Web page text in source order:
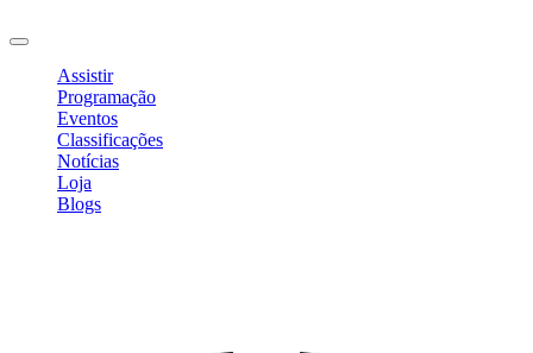
Assistir
Programação
Eventos
Classificações
Notícias
Loja
Blogs